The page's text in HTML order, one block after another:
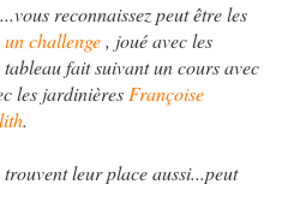
reconnaissez peut être les
un challenge, joué avec les
fait suivant un cours avec
les jardinières Françoise
.
leur place aussi...peut